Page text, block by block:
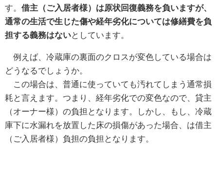
す。 借主（ご入居者様）は原状回復義務を負いますが、
通常の生活で生じた傷や経年劣化については修繕費を負
担する義務はないとしています。
例えば、冷蔵庫の裏面のクロスが変色している場合は
どうなるでしょうか。
この場合は、普通に使っていても汚れてしまう通常損
耗と言えます。つまり、経年劣化での変色なので、貸主
（オーナー様）の負担となります。しかし、もし、冷蔵
庫下に水漏れを放置した床の損傷があった場合、は借主
（ご入居者様）負担の負担となります。